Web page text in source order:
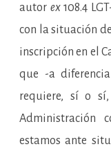
autor ex 108.4
con la situación
inscripción en el
que -a
requiere, sí o
Administración
estamos ante